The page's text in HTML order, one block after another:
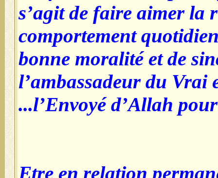
s’agit de faire aimer la
comportement
bonne moralité et de
l’ambassadeur du Vrai
l’Envoyé d’Allah
5- Etre en relation